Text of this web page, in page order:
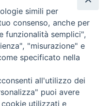
i diritti riservati - Vita
simili per
consenso, anche per
funzionalità semplici",
"misurazione" e
specificato nella
all'utilizzo dei
puoi avere
utilizzati e